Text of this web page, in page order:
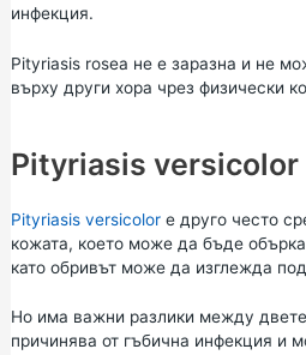
инфекция.
Pityriasis rosea не е заразна и не
върху други хора чрез физически
Pityriasis versicolor
Pityriasis versicolorе друго често
кожата, което може да бъде
като обривът може да изглежда
Но има важни разлики между
причинява от гъбична инфекция и